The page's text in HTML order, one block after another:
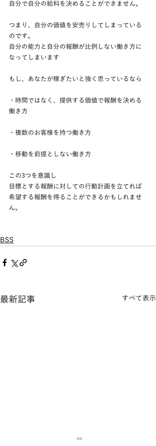
自分で自分の給料を決めることができません。
つまり、自分の価値を安売りしてしまっている
のです。
自分の能力と自分の報酬が比例しない働き方に
なってしまいます
もし、あなたが稼ぎたいと強く思っているなら
・時間ではなく、提供する価値で報酬を決める
働き方
・複数のお客様を持つ働き方
・移動を前提としない働き方
この3つを意識し
目標とする報酬に対しての行動計画を立てれば
希望する報酬を得ることができるかもしれませ
ん。
BSS
最新記事 すべて表示